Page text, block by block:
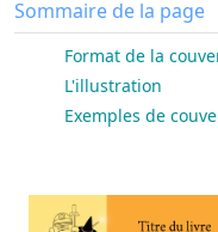
Sommaire de la page
Format de la
L'illustration
Exemples de